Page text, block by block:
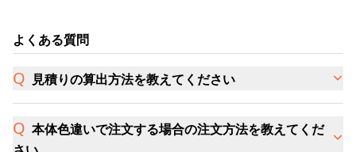
よくある質問
見積りの算出方法を教えてください
本体色違いで注文する場合の注文方法を教えてくだ